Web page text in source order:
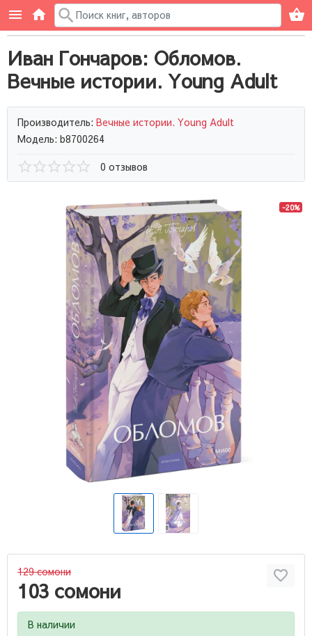
Иван Гончаров: Обломов.
Вечные истории. Young Adult
Производитель: Вечные истории. Young Adult
Модель: b8700264
0 отзывов
-20%
129 сомони
103 сомони
В наличии